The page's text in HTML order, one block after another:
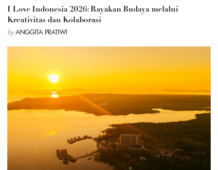
I Love Indonesia 2026: Rayakan Budaya melalui
Kreativitas dan Kolaborasi
by ANGGITA PRATIWI